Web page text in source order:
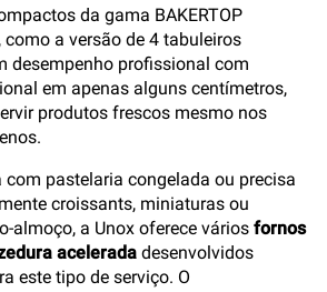
da gama BAKERTOP
como a versão de 4 tabuleiros
desempenho profissional com
em apenas alguns centímetros,
produtos frescos mesmo nos
com pastelaria congelada ou precisa
croissants, miniaturas ou
almoço, a Unox oferece vários fornos
acelerada desenvolvidos
este tipo de serviço. O